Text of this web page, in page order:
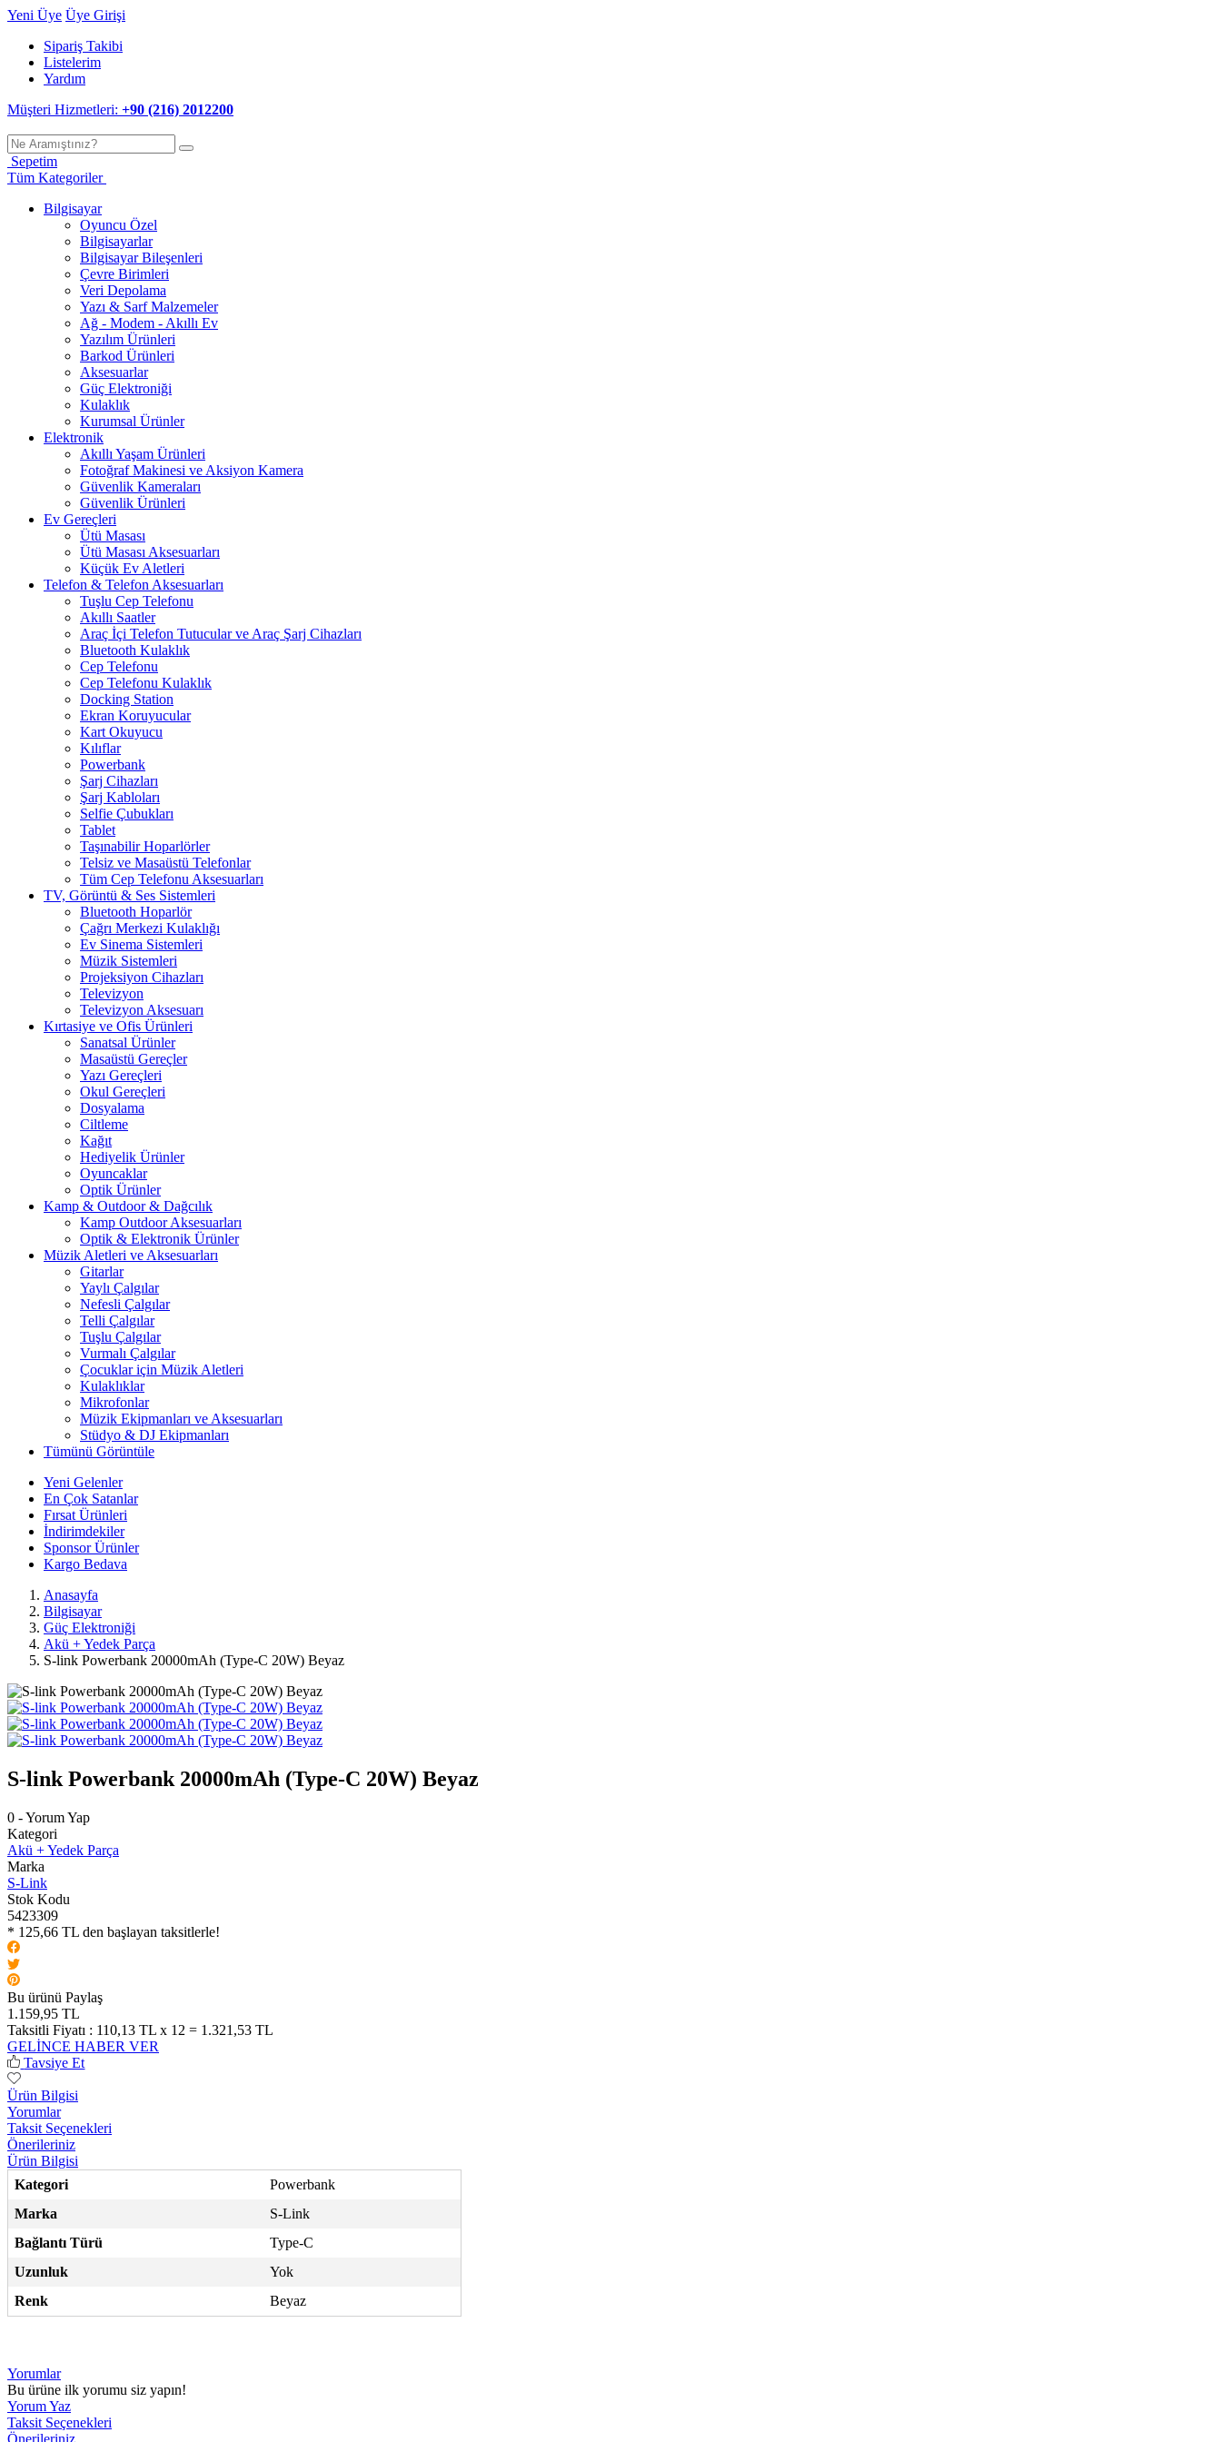
Yeni Üye Üye Girişi
Sipariş Takibi
Listelerim
Yardım
Müşteri Hizmetleri: +90 (216) 2012200
Sepetim
Tüm Kategoriler
Bilgisayar
Oyuncu Özel
Bilgisayarlar
Bilgisayar Bileşenleri
Çevre Birimleri
Veri Depolama
Yazı & Sarf Malzemeler
Ağ - Modem - Akıllı Ev
Yazılım Ürünleri
Barkod Ürünleri
Aksesuarlar
Güç Elektroniği
Kulaklık
Kurumsal Ürünler
Elektronik
Akıllı Yaşam Ürünleri
Fotoğraf Makinesi ve Aksiyon Kamera
Güvenlik Kameraları
Güvenlik Ürünleri
Ev Gereçleri
Ütü Masası
Ütü Masası Aksesuarları
Küçük Ev Aletleri
Telefon & Telefon Aksesuarları
Tuşlu Cep Telefonu
Akıllı Saatler
Araç İçi Telefon Tutucular ve Araç Şarj Cihazları
Bluetooth Kulaklık
Cep Telefonu
Cep Telefonu Kulaklık
Docking Station
Ekran Koruyucular
Kart Okuyucu
Kılıflar
Powerbank
Şarj Cihazları
Şarj Kabloları
Selfie Çubukları
Tablet
Taşınabilir Hoparlörler
Telsiz ve Masaüstü Telefonlar
Tüm Cep Telefonu Aksesuarları
TV, Görüntü & Ses Sistemleri
Bluetooth Hoparlör
Çağrı Merkezi Kulaklığı
Ev Sinema Sistemleri
Müzik Sistemleri
Projeksiyon Cihazları
Televizyon
Televizyon Aksesuarı
Kırtasiye ve Ofis Ürünleri
Sanatsal Ürünler
Masaüstü Gereçler
Yazı Gereçleri
Okul Gereçleri
Dosyalama
Ciltleme
Kağıt
Hediyelik Ürünler
Oyuncaklar
Optik Ürünler
Kamp & Outdoor & Dağcılık
Kamp Outdoor Aksesuarları
Optik & Elektronik Ürünler
Müzik Aletleri ve Aksesuarları
Gitarlar
Yaylı Çalgılar
Nefesli Çalgılar
Telli Çalgılar
Tuşlu Çalgılar
Vurmalı Çalgılar
Çocuklar için Müzik Aletleri
Kulaklıklar
Mikrofonlar
Müzik Ekipmanları ve Aksesuarları
Stüdyo & DJ Ekipmanları
Tümünü Görüntüle
Yeni Gelenler
En Çok Satanlar
Fırsat Ürünleri
İndirimdekiler
Sponsor Ürünler
Kargo Bedava
Anasayfa
Bilgisayar
Güç Elektroniği
Akü + Yedek Parça
S-link Powerbank 20000mAh (Type-C 20W) Beyaz
S-link Powerbank 20000mAh (Type-C 20W) Beyaz
0 - Yorum Yap
Kategori
Akü + Yedek Parça
Marka
S-Link
Stok Kodu
5423309
* 125,66 TL den başlayan taksitlerle!
Bu ürünü Paylaş
1.159,95 TL
Taksitli Fiyatı : 110,13 TL x 12 = 1.321,53 TL
GELİNCE HABER VER
Tavsiye Et
Ürün Bilgisi
Yorumlar
Taksit Seçenekleri
Önerileriniz
Ürün Bilgisi
Kategori
Powerbank
Marka
S-Link
Bağlantı Türü
Type-C
Uzunluk
Yok
Renk
Beyaz
Yorumlar
Bu ürüne ilk yorumu siz yapın!
Yorum Yaz
Taksit Seçenekleri
Önerileriniz